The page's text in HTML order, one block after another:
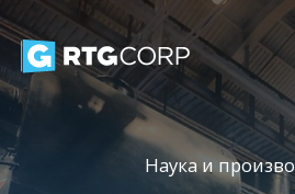
Наука и